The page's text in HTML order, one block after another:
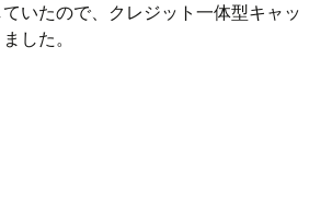
いたので、クレジット一体型キャッ
した。